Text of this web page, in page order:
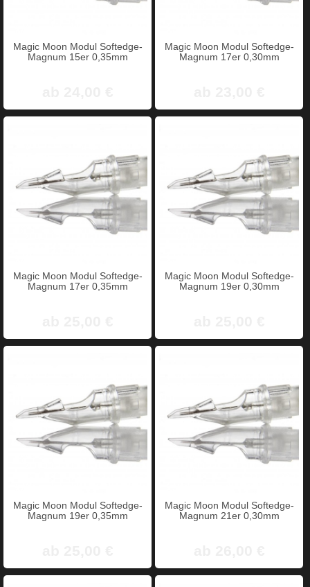
Magic Moon Modul Softedge-
Magnum 15er 0,35mm
Magic Moon Modul Softedge-
Magnum 17er 0,30mm
Magic Moon Modul Softedge-
Magnum 17er 0,35mm
Magic Moon Modul Softedge-
Magnum 19er 0,30mm
Magic Moon Modul Softedge-
Magnum 19er 0,35mm
Magic Moon Modul Softedge-
Magnum 21er 0,30mm